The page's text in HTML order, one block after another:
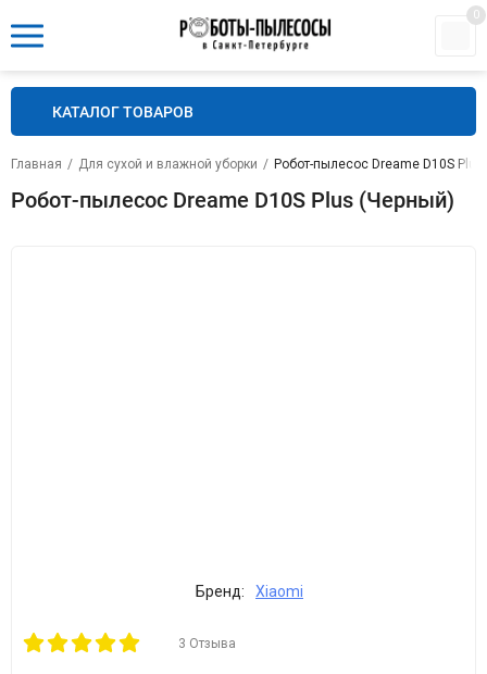
0
КАТАЛОГ ТОВАРОВ
Главная / Для сухой и влажной уборки / Робот-пылесос Dreame D10S
Робот-пылесос Dreame D10S Plus (Черный)
Бренд: Xiaomi
3 Отзыва